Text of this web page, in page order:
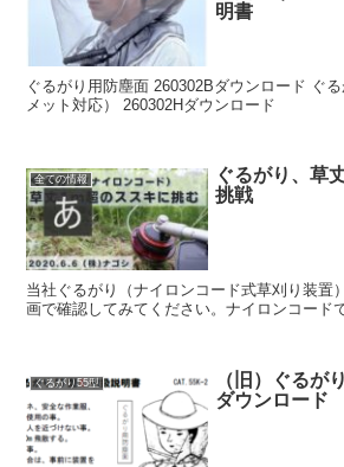
明書
ぐるがり用防塵面 260302Bダウンロード ぐ
メット対応） 260302Hダウンロード
全ての情報
ぐるがり、草
挑戦
当社ぐるがり（ナイロンコード式草刈り装置
画で確認してみてください。ナイロンコード
ぐるがり55型
（旧）ぐるが
ダウンロード